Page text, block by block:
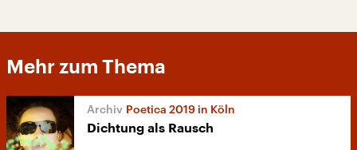
Mehr zum Thema
Poetica 2019 in Köln
Dichtung als Rausch